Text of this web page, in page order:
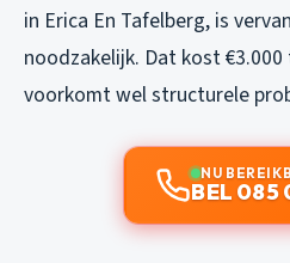
in Erica En Tafelberg, is
noodzakelijk. Dat kost
voorkomt wel structurele
NU
BEL 085